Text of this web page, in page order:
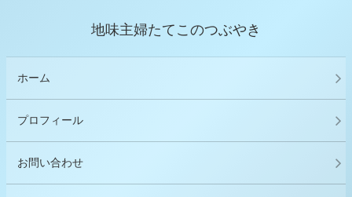
地味主婦たてこのつぶやき
ホーム
プロフィール
お問い合わせ